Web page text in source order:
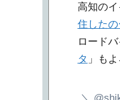
高知のイ
住した
ロード
タ 」も